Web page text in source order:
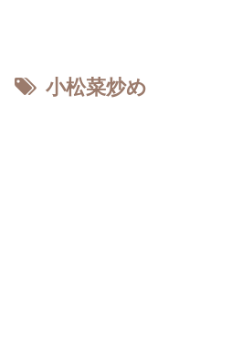
小松菜炒め